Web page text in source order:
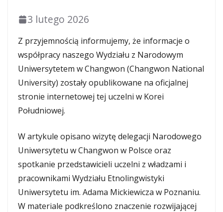
3 lutego 2026
Z przyjemnością informujemy, że informacje o
współpracy naszego Wydziału z Narodowym
Uniwersytetem w Changwon (Changwon National
University) zostały opublikowane na oficjalnej
stronie internetowej tej uczelni w Korei
Południowej.
W artykule opisano wizytę delegacji Narodowego
Uniwersytetu w Changwon w Polsce oraz
spotkanie przedstawicieli uczelni z władzami i
pracownikami Wydziału Etnolingwistyki
Uniwersytetu im. Adama Mickiewicza w Poznaniu.
W materiale podkreślono znaczenie rozwijającej